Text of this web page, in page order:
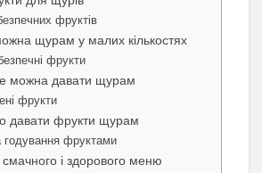
фруктів
щурам у малих кількостях
фрукти
можна давати щурам
фрукти
давати фрукти щурам
годування фруктами
і здорового меню